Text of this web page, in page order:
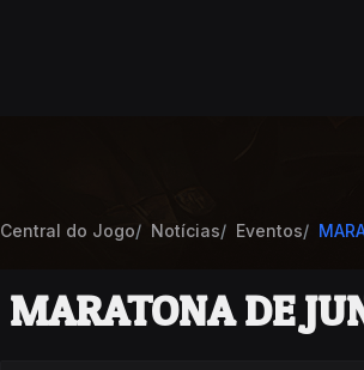
Central do Jogo Notícias Eventos
MARATONA DE